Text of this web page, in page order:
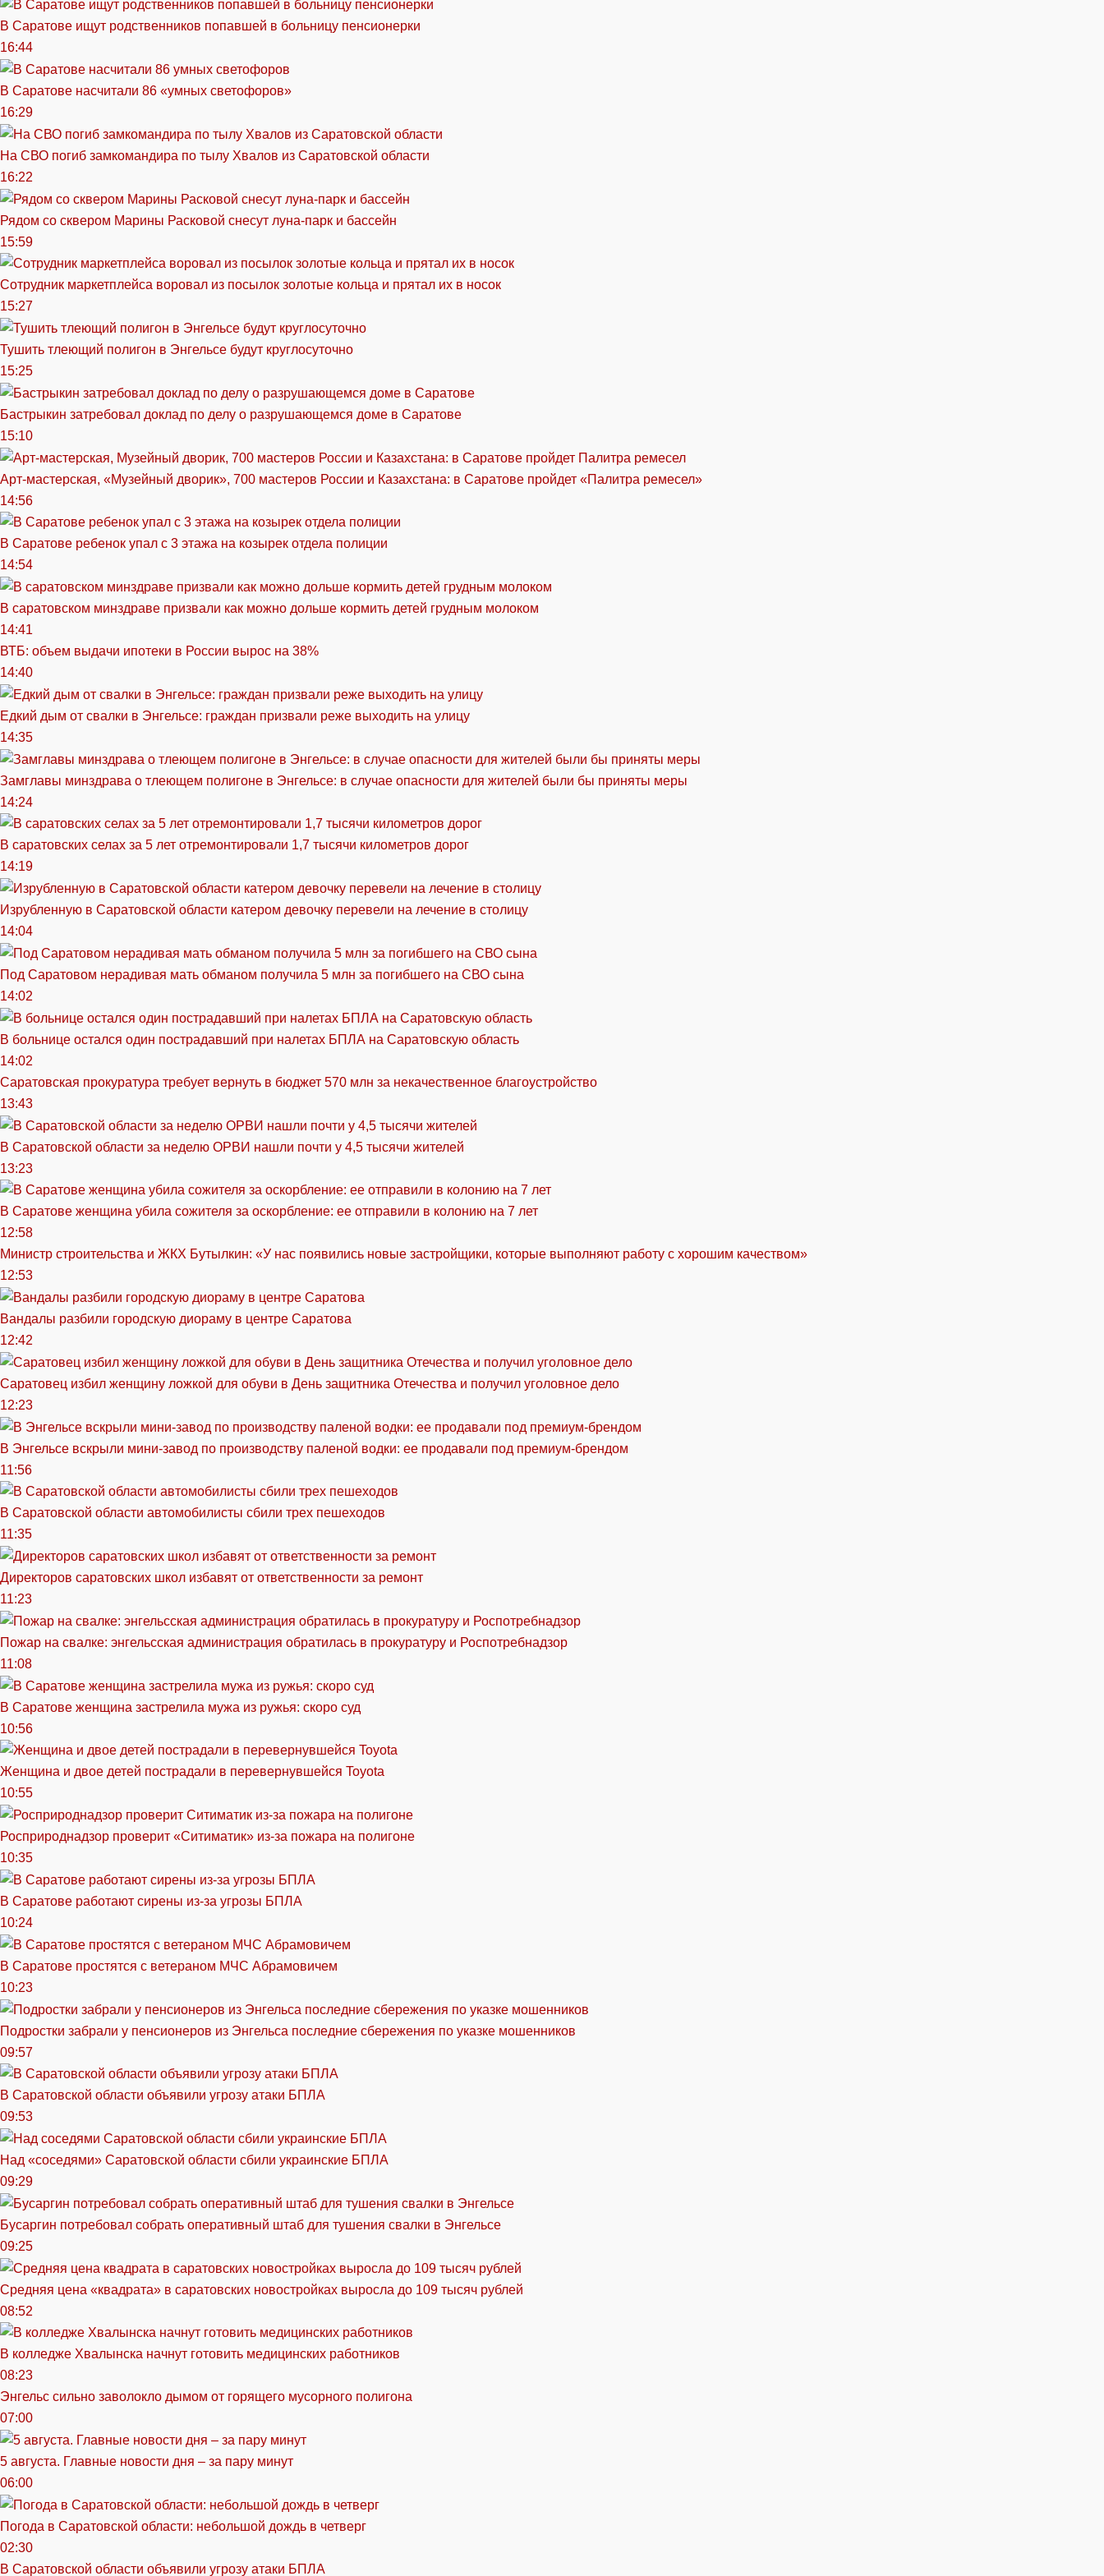
В Саратове ищут родственников попавшей в больницу пенсионерки
16:44
В Саратове насчитали 86 «умных светофоров»
16:29
На СВО погиб замкомандира по тылу Хвалов из Саратовской области
16:22
Рядом со сквером Марины Расковой снесут луна-парк и бассейн
15:59
Сотрудник маркетплейса воровал из посылок золотые кольца и прятал их в носок
15:27
Тушить тлеющий полигон в Энгельсе будут круглосуточно
15:25
Бастрыкин затребовал доклад по делу о разрушающемся доме в Саратове
15:10
Арт-мастерская, «Музейный дворик», 700 мастеров России и Казахстана: в Саратове пройдет «Палитра ремесел»
14:56
В Саратове ребенок упал с 3 этажа на козырек отдела полиции
14:54
В саратовском минздраве призвали как можно дольше кормить детей грудным молоком
14:41
ВТБ: объем выдачи ипотеки в России вырос на 38%
14:40
Едкий дым от свалки в Энгельсе: граждан призвали реже выходить на улицу
14:35
Замглавы минздрава о тлеющем полигоне в Энгельсе: в случае опасности для жителей были бы приняты меры
14:24
В саратовских селах за 5 лет отремонтировали 1,7 тысячи километров дорог
14:19
Изрубленную в Саратовской области катером девочку перевели на лечение в столицу
14:04
Под Саратовом нерадивая мать обманом получила 5 млн за погибшего на СВО сына
14:02
В больнице остался один пострадавший при налетах БПЛА на Саратовскую область
14:02
Саратовская прокуратура требует вернуть в бюджет 570 млн за некачественное благоустройство
13:43
В Саратовской области за неделю ОРВИ нашли почти у 4,5 тысячи жителей
13:23
В Саратове женщина убила сожителя за оскорбление: ее отправили в колонию на 7 лет
12:58
Министр строительства и ЖКХ Бутылкин: «У нас появились новые застройщики, которые выполняют работу с хорошим качеством»
12:53
Вандалы разбили городскую диораму в центре Саратова
12:42
Саратовец избил женщину ложкой для обуви в День защитника Отечества и получил уголовное дело
12:23
В Энгельсе вскрыли мини-завод по производству паленой водки: ее продавали под премиум-брендом
11:56
В Саратовской области автомобилисты сбили трех пешеходов
11:35
Директоров саратовских школ избавят от ответственности за ремонт
11:23
Пожар на свалке: энгельсская администрация обратилась в прокуратуру и Роспотребнадзор
11:08
В Саратове женщина застрелила мужа из ружья: скоро суд
10:56
Женщина и двое детей пострадали в перевернувшейся Toyota
10:55
Росприроднадзор проверит «Ситиматик» из-за пожара на полигоне
10:35
В Саратове работают сирены из-за угрозы БПЛА
10:24
В Саратове простятся с ветераном МЧС Абрамовичем
10:23
Подростки забрали у пенсионеров из Энгельса последние сбережения по указке мошенников
09:57
В Саратовской области объявили угрозу атаки БПЛА
09:53
Над «соседями» Саратовской области сбили украинские БПЛА
09:29
Бусаргин потребовал собрать оперативный штаб для тушения свалки в Энгельсе
09:25
Средняя цена «квадрата» в саратовских новостройках выросла до 109 тысяч рублей
08:52
В колледже Хвалынска начнут готовить медицинских работников
08:23
Энгельс сильно заволокло дымом от горящего мусорного полигона
07:00
5 августа. Главные новости дня – за пару минут
06:00
Погода в Саратовской области: небольшой дождь в четверг
02:30
В Саратовской области объявили угрозу атаки БПЛА